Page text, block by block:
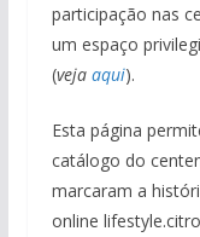
participação nas
um espaço
(vejaaqui).
Esta página
catálogo do
marcaram a
online